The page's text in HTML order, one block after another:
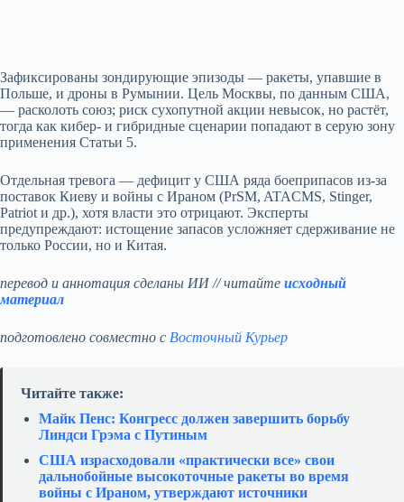
Зафиксированы зондирующие эпизоды — ракеты, упавшие в
Польше, и дроны в Румынии. Цель Москвы, по данным США,
— расколоть союз; риск сухопутной акции невысок, но растёт,
тогда как кибер- и гибридные сценарии попадают в серую зону
применения Статьи 5.
Отдельная тревога — дефицит у США ряда боеприпасов из‑за
поставок Киеву и войны с Ираном (PrSM, ATACMS, Stinger,
Patriot и др.), хотя власти это отрицают. Эксперты
предупреждают: истощение запасов усложняет сдерживание не
только России, но и Китая.
перевод и аннотация сделаны ИИ // читайте исходный
материал
подготовлено совместно с Восточный Курьер
Читайте также:
Майк Пенс: Конгресс должен завершить борьбу
Линдси Грэма с Путиным
США израсходовали «практически все» свои
дальнобойные высокоточные ракеты во время
войны с Ираном, утверждают источники